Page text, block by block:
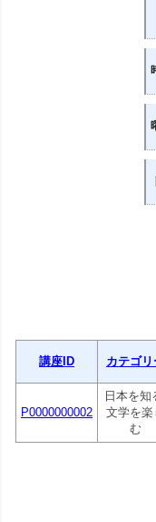
講座ID カテゴリ
P0000000002
日本を知
文学を楽
む